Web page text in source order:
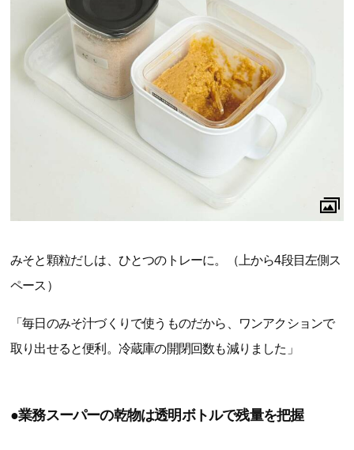
みそと顆粒だしは、ひとつのトレーに。（上から4段目左側ス
ペース）
「毎日のみそ汁づくりで使うものだから、ワンアクションで
取り出せると便利。冷蔵庫の開閉回数も減りました」
●業務スーパーの乾物は透明ボトルで残量を把握